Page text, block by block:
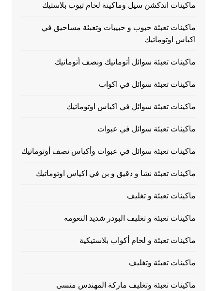
ماكينات اندكشن سيل وماكينة لحام تيوب بلاستيك
ماكينات تعبئة حبوب و حبيبات وتعبئة مساحيق في
اكياس اوتوماتيك
ماكينات تعبئة سوائل أتوماتيك ونصف أتوماتيك
ماكينات تعبئة سوائل في اكواب
ماكينات تعبئة سوائل في اكياس اوتوماتيك
ماكينات تعبئة سوائل في عبوات
ماكينات تعبئة سوائل في عبوات وأكياس نصف أوتوماتيك
ماكينات تعبئة نشا و دقيق و بن في اكياس اوتوماتيك
ماكينات تعبئة و تغليف
ماكينات تعبئة و تغليف البودر شديد النعومه
ماكينات تعبئة و لحام أكواب بلاستيكية
ماكينات تعبئة وتغليف
ماكينات تعبئة وتغليف ماركة المهندس منسى